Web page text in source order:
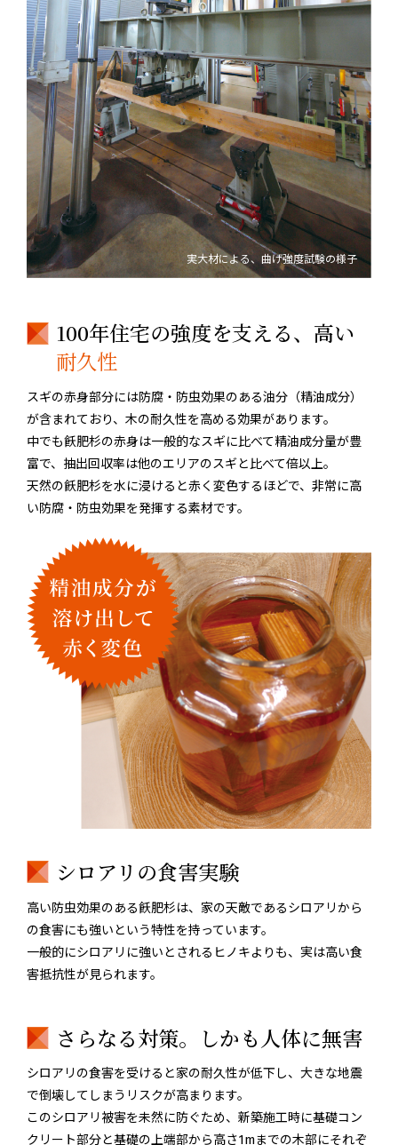
実大材による、曲げ強度試験の様子
100年住宅の強度を支える、高い
耐久性
スギの赤身部分には防腐・防虫効果のある油分（精油成分）
が含まれており、木の耐久性を高める効果があります。
中でも飫肥杉の赤身は一般的なスギに比べて精油成分量が豊
富で、抽出回収率は他のエリアのスギと比べて倍以上。
天然の飫肥杉を水に浸けると赤く変色するほどで、非常に高
い防腐・防虫効果を発揮する素材です。
シロアリの食害実験
高い防虫効果のある飫肥杉は、家の天敵であるシロアリから
の食害にも強いという特性を持っています。
一般的にシロアリに強いとされるヒノキよりも、実は高い食
害抵抗性が見られます。
さらなる対策。しかも人体に無害
シロアリの食害を受けると家の耐久性が低下し、大きな地震
で倒壊してしまうリスクが高まります。
このシロアリ被害を未然に防ぐため、新築施工時に基礎コン
クリート部分と基礎の上端部から高さ1mまでの木部にそれぞ